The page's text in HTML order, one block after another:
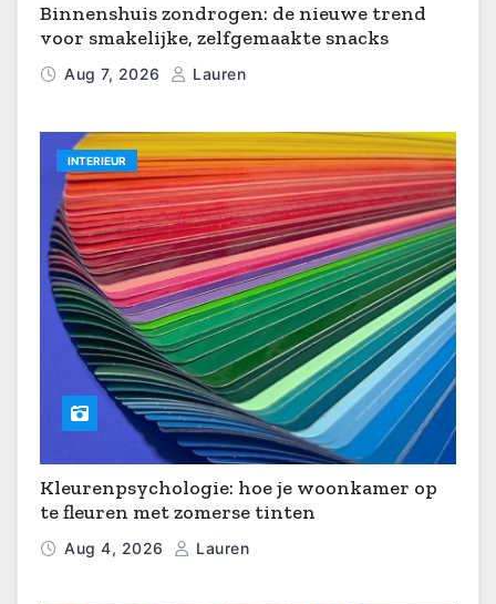
Binnenshuis zondrogen: de nieuwe trend
voor smakelijke, zelfgemaakte snacks
Aug 7, 2026 Lauren
INTERIEUR
Kleurenpsychologie: hoe je woonkamer op
te fleuren met zomerse tinten
Aug 4, 2026 Lauren